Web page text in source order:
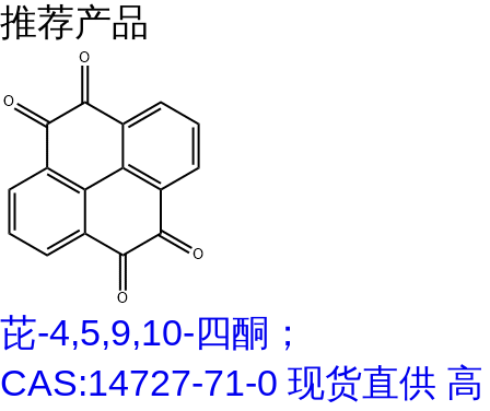
推荐产品
芘-4,5,9,10-四酮；
CAS:14727-71-0 现货直供 高